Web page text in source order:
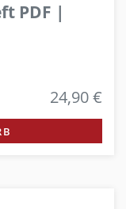
PDF |
24,90 €